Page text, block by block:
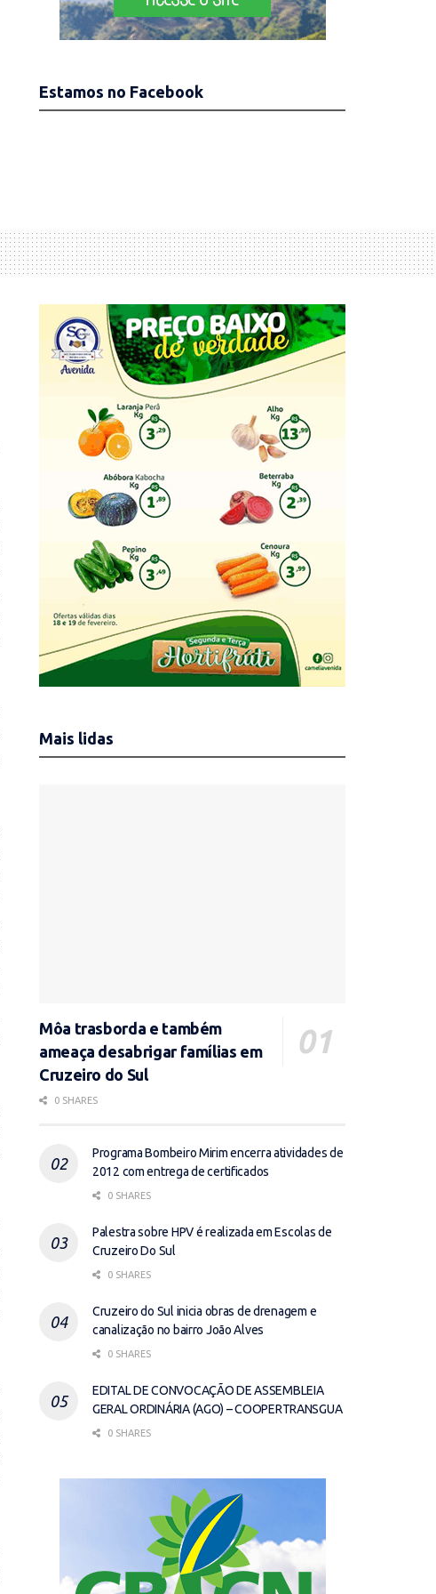
Estamos no Facebook
Mais lidas
Môa trasborda e também
ameaça desabrigar famílias em
Cruzeiro do Sul
0 SHARES
Programa Bombeiro Mirim encerra atividades de
2012 com entrega de certificados
0 SHARES
Palestra sobre HPV é realizada em Escolas de
Cruzeiro Do Sul
0 SHARES
Cruzeiro do Sul inicia obras de drenagem e
canalização no bairro João Alves
0 SHARES
EDITAL DE CONVOCAÇÃO DE ASSEMBLEIA
GERAL ORDINÁRIA (AGO) – COOPERTRANSGUA
0 SHARES